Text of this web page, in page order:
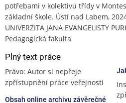
potřebami v kolektivu třídy v
základní škole. Ústí nad Labem,
UNIVERZITA JANA EVANGELISTY
Pedagogická fakulta
Plný text práce
Právo: Autor si nepřeje
zpřístupnění práce veřejnosti
Obsah online archivu závěrečné